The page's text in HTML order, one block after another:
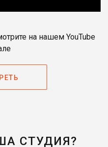
на нашем YouTube
СТУДИЯ?